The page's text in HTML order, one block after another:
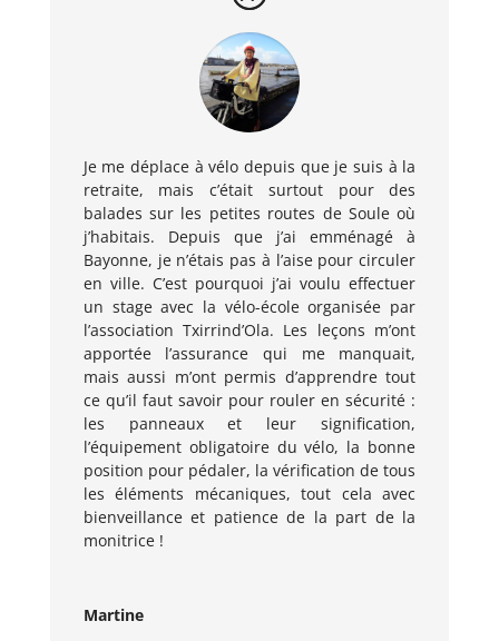
Je me déplace à vélo depuis que je suis à la
retraite, mais c’était surtout pour des
balades sur les petites routes de Soule où
j’habitais. Depuis que j’ai emménagé à
Bayonne, je n’étais pas à l’aise pour circuler
en ville. C’est pourquoi j’ai voulu effectuer
un stage avec la vélo-école organisée par
l’association Txirrind’Ola. Les leçons m’ont
apportée l’assurance qui me manquait,
mais aussi m’ont permis d’apprendre tout
ce qu’il faut savoir pour rouler en sécurité :
les panneaux et leur signification,
l’équipement obligatoire du vélo, la bonne
position pour pédaler, la vérification de tous
les éléments mécaniques, tout cela avec
bienveillance et patience de la part de la
monitrice !
Martine